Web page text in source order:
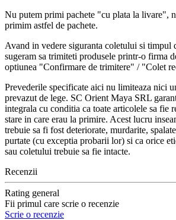
Nu putem primi pachete "cu plata la livare",
primim astfel de pachete.
Avand in vedere siguranta coletului si timpul
sugeram sa trimiteti produsele printr-o firma
optiunea "Confirmare de trimitere" / "Colet
Prevederile specificate aici nu limiteaza nici
prevazut de lege. SC Orient Maya SRL
integrala cu conditia ca toate articolele sa fie
stare in care erau la primire. Acest lucru
trebuie sa fi fost deteriorate, murdarite,
purtate (cu exceptia probarii lor) si ca orice
sau coletului trebuie sa fie intacte.
Recenzii
Rating general
Fii primul care scrie o recenzie
Scrie o recenzie